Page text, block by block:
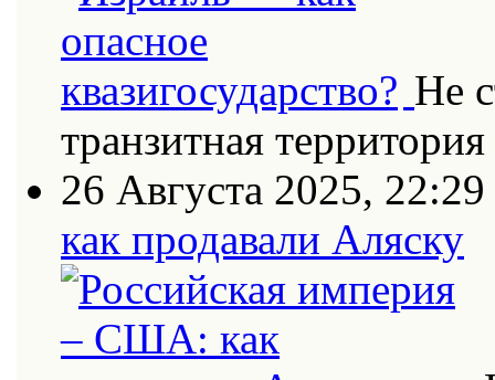
Не
транзитная территория
26 Августа 2025, 22:29
как продавали Аляску